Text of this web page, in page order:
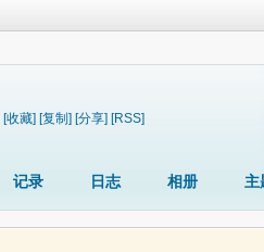
[收藏] [复制] [分享] [RSS]
记录 日志 相册 主